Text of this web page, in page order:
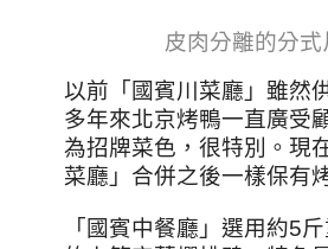
皮肉分離的分式
以前「 國賓川菜廳 」 雖然
多年來北京烤鴨一直廣受
為招牌菜色，很特別。現
菜廳 」合併之後一樣保有
「國賓中餐廳」 選用約5